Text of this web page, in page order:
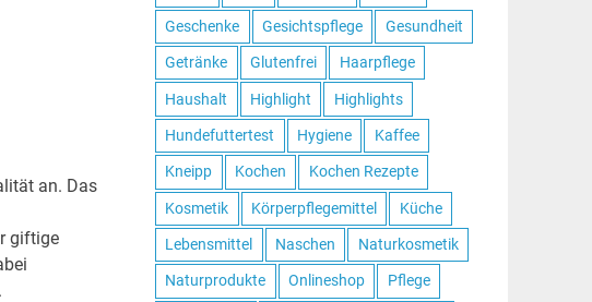
an. Das
giftige
Geschenke Gesichtspflege Gesundheit
Getränke Glutenfrei Haarpflege
Haushalt Highlight Highlights
Hundefuttertest Hygiene Kaffee
Kneipp Kochen Kochen Rezepte
Kosmetik Körperpflegemittel Küche
Lebensmittel Naschen Naturkosmetik
Naturprodukte Onlineshop Pflege